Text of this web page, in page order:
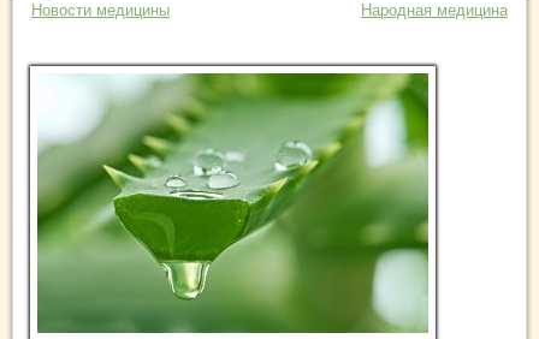
Новости медицины Народная медицина